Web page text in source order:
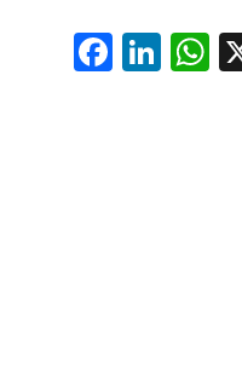
Fa
ce
Li
nk
W